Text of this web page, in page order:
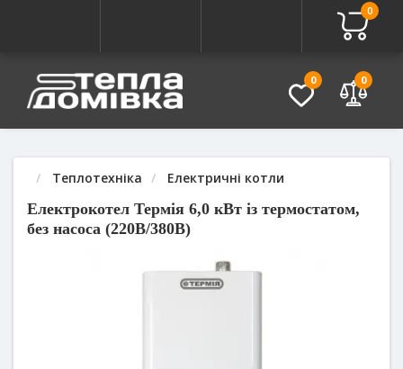
0
0 0
Теплотехніка Електричні котли
Електрокотел Термія 6,0 кВт із термостатом,
без насоса (220В/380В)
Питання - Відповідь